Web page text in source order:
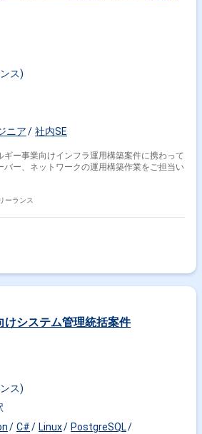
ス)
ニア
社内SE
ギー事業向けインフラ運用構築案件に携わって
バー、ネットワークの運用構築作業をご担当い
ーランス
けシステム管理統括案件
ス)
C# Linux
PostgreSQL